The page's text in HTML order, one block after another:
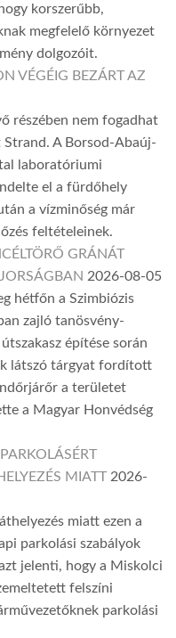
korszerűbb,
megfelelő környezet
dolgozóit.
VÉGÉIG BEZÁRT AZ
részében nem fogadhat
Strand. A Borsod-Abaúj-
laboratóriumi
el a fürdőhely
a vízminőség már
feltételeinek.
GRÁNÁT
2026-08-05
hétfőn a Szimbiózis
zajló tanösvény-
építése során
látszó tárgyat fordított
a területet
a Magyar Honvédség
MIATT 2026-
miatt ezen a
parkolási szabályok
jelenti, hogy a Miskolci
felszíni
parkolási